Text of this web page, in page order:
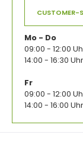
CUSTOMER-
Mo - Do
09:00 - 12:00
14:00 - 16:30 Uhr
Fr
09:00 - 12:00
14:00 - 16:00 Uhr